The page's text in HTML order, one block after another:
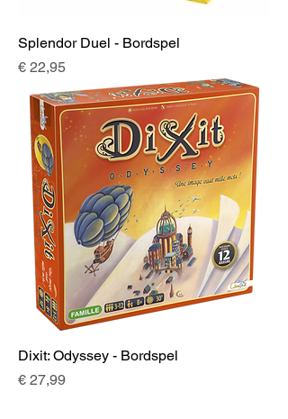
Splendor Duel - Bordspel
Prijs
€ 22,95
Dixit: Odyssey - Bordspel
Prijs
€ 27,99